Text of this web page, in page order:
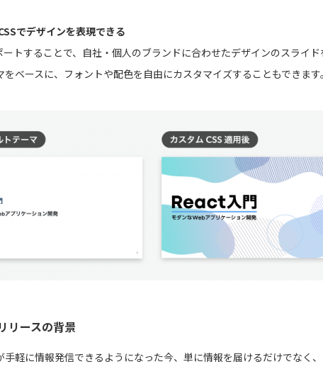
でデザインを表現できる
ートすることで、自社・個人のブランドに合わせたデザインのスライ
ベースに、フォントや配色を自由にカスタマイズすることもできます。
リースの背景
手軽に情報発信できるようになった今、単に情報を届けるだけでなく